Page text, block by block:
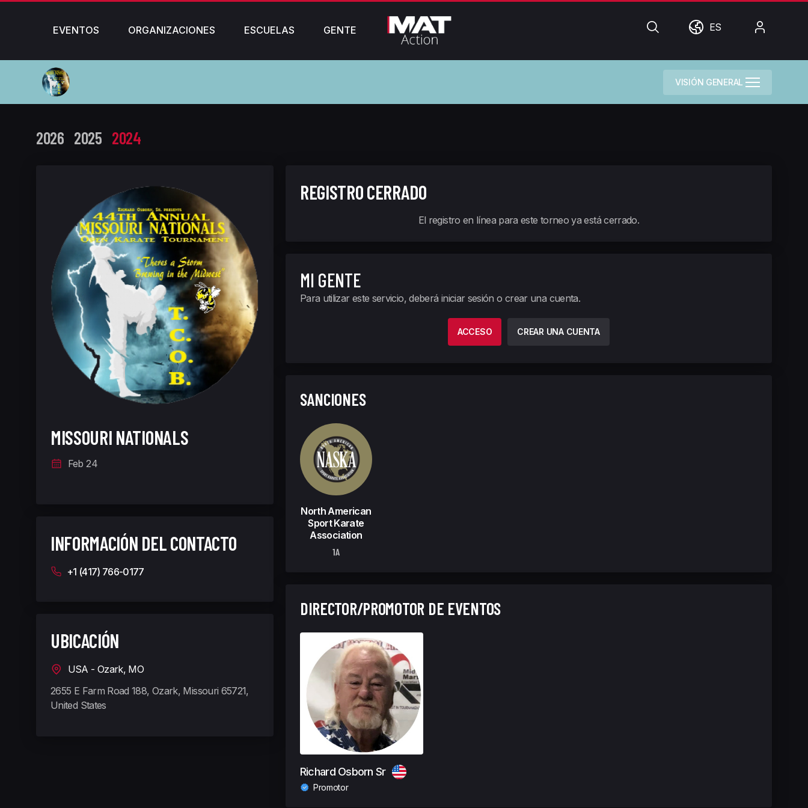
EVENTOS ORGANIZACIONES ESCUELAS GENTE BúsquedaMundo
ES
VISIÓN GENERAL
2026 2025 2024
MISSOURI NATIONALS
Feb 24
INFORMACIÓN DEL CONTACTO
+1 (417) 766-0177
UBICACIÓN
USA - Ozark, MO
2655 E Farm Road 188, Ozark, Missouri 65721,
United States
REGISTRO CERRADO
El registro en línea para este torneo ya está cerrado.
MI GENTE
Para utilizar este servicio, deberá iniciar sesión o crear una cuenta.
ACCESO CREAR UNA CUENTA
SANCIONES
North American
Sport Karate
Association
1A
DIRECTOR/PROMOTOR DE EVENTOS
Richard Osborn Sr
Promotor